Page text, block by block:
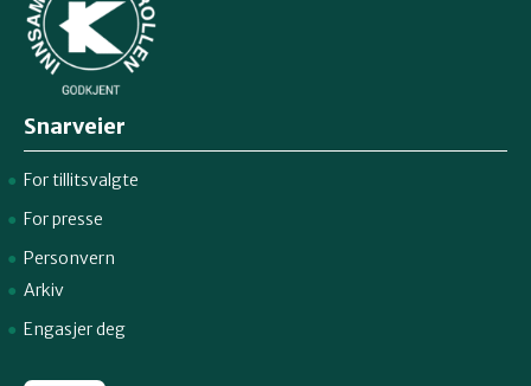
Snarveier
For tillitsvalgte
For presse
Personvern
Arkiv
Engasjer deg